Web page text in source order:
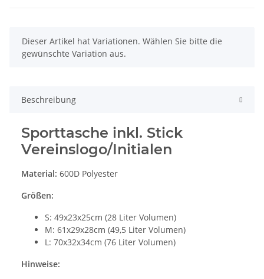
x
Dieser Artikel hat Variationen. Wählen Sie bitte die
gewünschte Variation aus.
Beschreibung
Sporttasche inkl. Stick
Vereinslogo/Initialen
Material: 600D Polyester
Größen:
S: 49x23x25cm (28 Liter Volumen)
M: 61x29x28cm (49,5 Liter Volumen)
L: 70x32x34cm (76 Liter Volumen)
Hinweise: